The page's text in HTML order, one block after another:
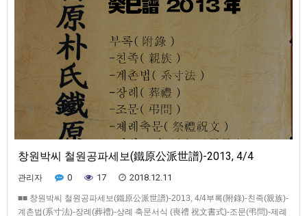
창원박씨 철원공파세보(鐵原公派世譜)-2013, 4/4
관리자 0 17 2018.12.11
■■ 창원박씨 철원공파세보(鐵原公派世譜)-2013, 4/4부록(附錄)-친족(親族)-
계촌법(系寸法)-장례(葬禮)-상례 축문서식 (喪禮 祝文書式)-조문(弔問)-제례